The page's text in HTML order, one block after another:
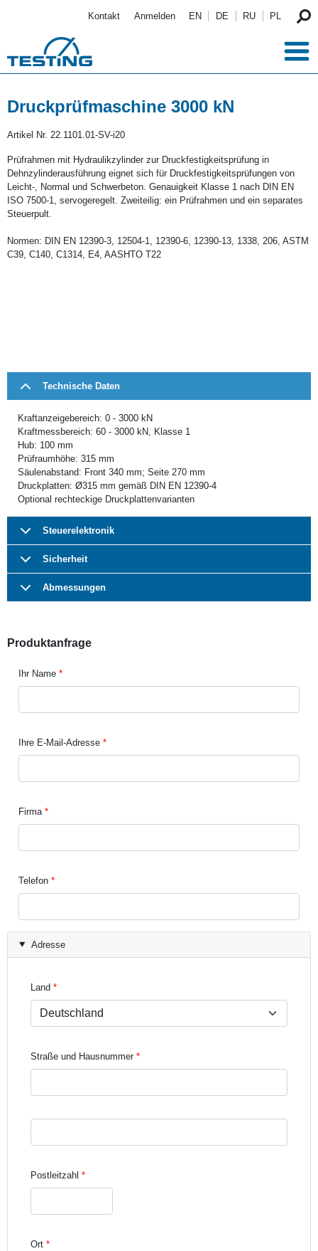
Kontakt Anmelden EN DE RU PL
Druckprüfmaschine 3000 kN
Artikel Nr. 22.1101.01-SV-i20
Prüfrahmen mit Hydraulikzylinder zur Druckfestigkeitsprüfung in
Dehnzylinderausführung eignet sich für Druckfestigkeitsprüfungen von
Leicht-, Normal und Schwerbeton. Genauigkeit Klasse 1 nach DIN EN
ISO 7500-1, servogeregelt. Zweiteilig: ein Prüfrahmen und ein separates
Steuerpult.
Normen: DIN EN 12390-3, 12504-1, 12390-6, 12390-13, 1338, 206, ASTM
C39, C140, C1314, E4, AASHTO T22
Technische Daten
Kraftanzeigebereich: 0 - 3000 kN
Kraftmessbereich: 60 - 3000 kN, Klasse 1
Hub: 100 mm
Prüfraumhöhe: 315 mm
Säulenabstand: Front 340 mm; Seite 270 mm
Druckplatten: Ø315 mm gemäß DIN EN 12390-4
Optional rechteckige Druckplattenvarianten
Steuerelektronik
Sicherheit
Abmessungen
Produktanfrage
Ihr Name
Ihre E-Mail-Adresse
Firma
Telefon
Adresse
Land
Straße und Hausnummer
Straße und Hausnummer Zeile 3
Postleitzahl
Ort